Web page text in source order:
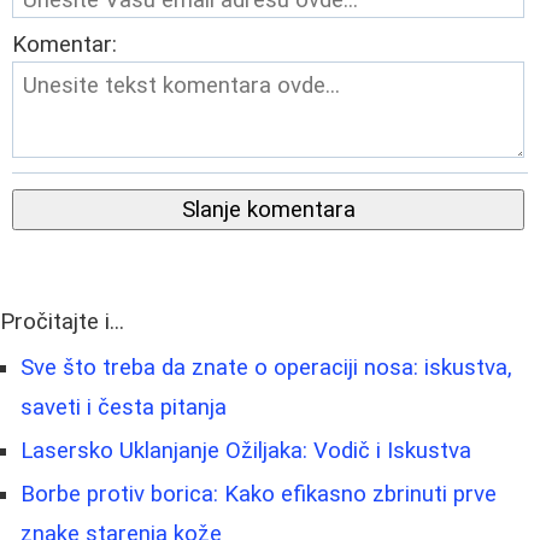
Komentar:
Slanje komentara
Pročitajte i...
Sve što treba da znate o operaciji nosa: iskustva,
saveti i česta pitanja
Lasersko Uklanjanje Ožiljaka: Vodič i Iskustva
Borbe protiv borica: Kako efikasno zbrinuti prve
znake starenja kože